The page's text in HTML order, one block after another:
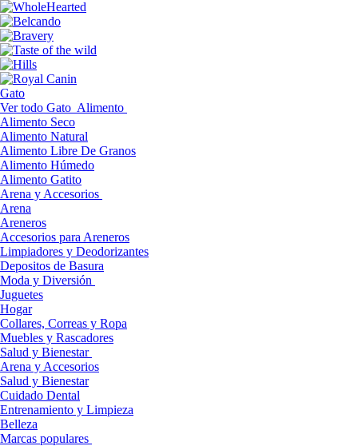
Gato
Ver todo Gato Alimento
Alimento Seco
Alimento Natural
Alimento Libre De Granos
Alimento Húmedo
Alimento Gatito
Arena y Accesorios
Arena
Areneros
Accesorios para Areneros
Limpiadores y Deodorizantes
Depositos de Basura
Moda y Diversión
Juguetes
Hogar
Collares, Correas y Ropa
Muebles y Rascadores
Salud y Bienestar
Arena y Accesorios
Salud y Bienestar
Cuidado Dental
Entrenamiento y Limpieza
Belleza
Marcas populares